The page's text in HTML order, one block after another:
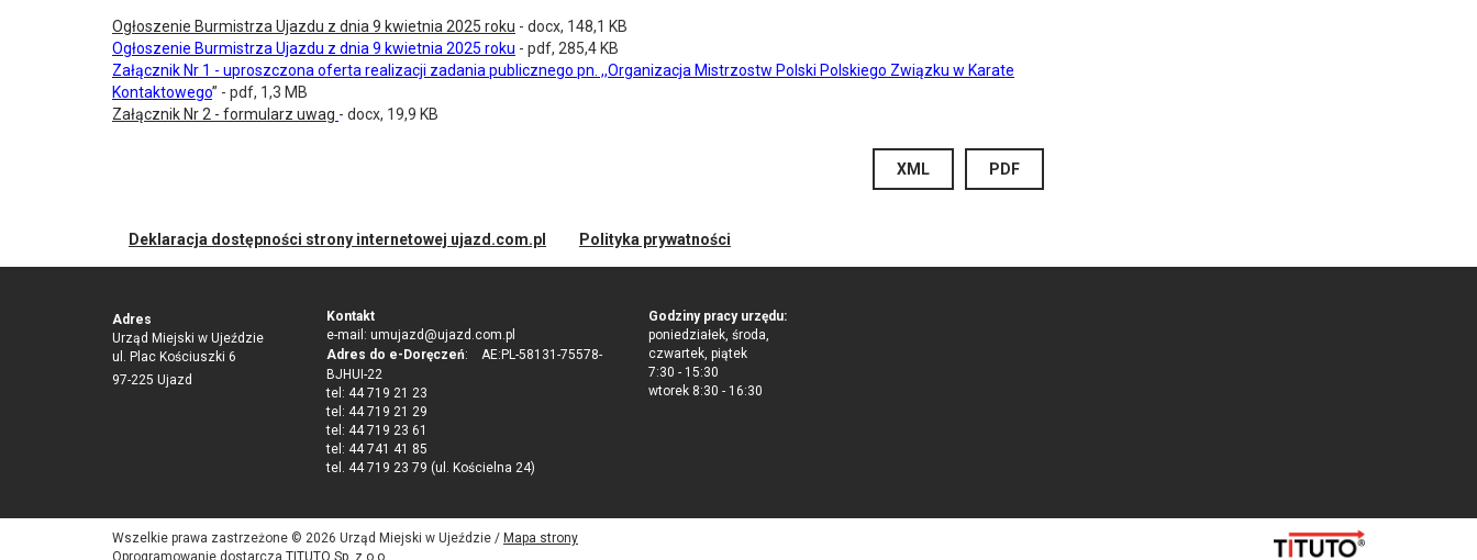
Ogłoszenie Burmistrza Ujazdu z dnia 9 kwietnia 2025 roku - docx, 148,1 KB
Ogłoszenie Burmistrza Ujazdu z dnia 9 kwietnia 2025 roku - pdf, 285,4 KB
Załącznik Nr 1 - uproszczona oferta realizacji zadania publicznego pn. ,,Organizacja Mistrzostw Polski Polskiego Związku w Karate
Kontaktowego” - pdf, 1,3 MB
Załącznik Nr 2 - formularz uwag - docx, 19,9 KB
PDF
XML
Deklaracja dostępności strony internetowej ujazd.com.pl Polityka prywatności
Adres
Urząd Miejski w Ujeździe
ul. Plac Kościuszki 6
97-225 Ujazd
Kontakt
e-mail: umujazd@ujazd.com.pl
Adres do e-Doręczeń: AE:PL-58131-75578-
BJHUI-22
tel: 44 719 21 23
tel: 44 719 21 29
tel: 44 719 23 61
tel: 44 741 41 85
tel. 44 719 23 79 (ul. Kościelna 24)
Godziny pracy urzędu:
poniedziałek, środa,
czwartek, piątek
7:30 - 15:30
wtorek 8:30 - 16:30
Wszelkie prawa zastrzeżone © 2026 Urząd Miejski w Ujeździe / Mapa strony
Oprogramowanie dostarcza TITUTO Sp. z o.o.